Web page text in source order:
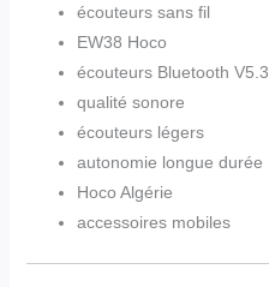
écouteurs sans fil
EW38 Hoco
écouteurs Bluetooth V5.3
qualité sonore
écouteurs légers
autonomie longue durée
Hoco Algérie
accessoires mobiles